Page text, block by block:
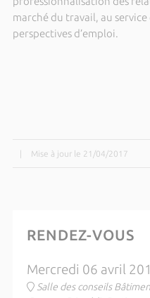
marché du travail, au service
perspectives d’emploi.
Mise à jour le 21/04/2017
RENDEZ-VOUS
Mercredi 06 avril
Salle des conseils